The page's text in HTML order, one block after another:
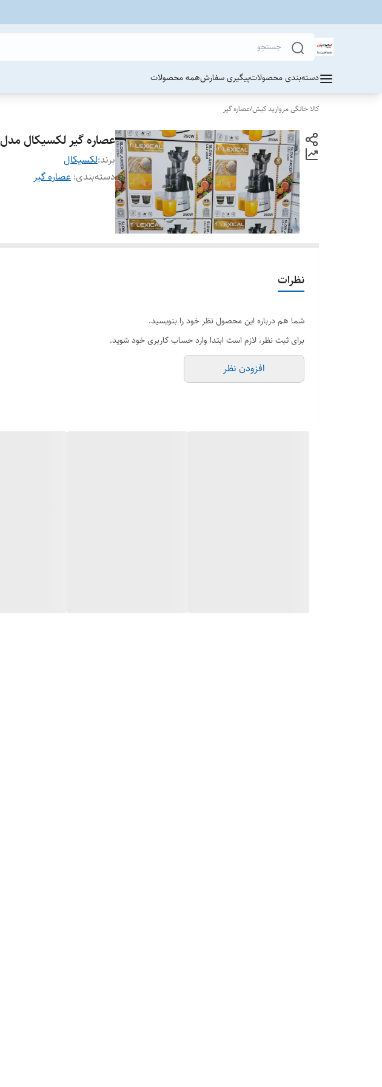
دسته‌بندی محصولاتپیگیری سفارشهمه محصولات
کالا خانگی مروارید کیش/عصاره گیر
عصاره گیر لکسیکال مدل LSJ2250 ظرفیت ۰.۵ لیتر برقی - اصلی
برند:لکسیکال
دسته‌بندی: عصاره گیر
نظرات
شما هم درباره این محصول نظر خود را بنویسید.
برای ثبت نظر، لازم است ابتدا وارد حساب کاربری خود شوید.
افزودن نظر